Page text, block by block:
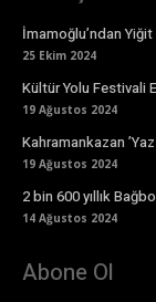
İmamoğlu’ndan
25 Ekim 2024
Kültür Yolu Festivali
19 Ağustos 2024
Kahramankazan
19 Ağustos 2024
2 bin 600 yıllık
14 Ağustos 2024
Abone Ol